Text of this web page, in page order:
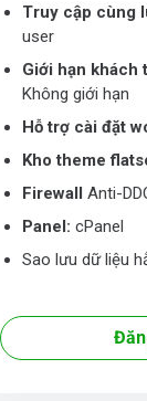
Truy cập cùng
user
Giới hạn khách
Không giới hạn
Hỗ trợ cài đặt
Kho theme
Firewall Anti-
Panel: cPanel
Sao lưu dữ liệu